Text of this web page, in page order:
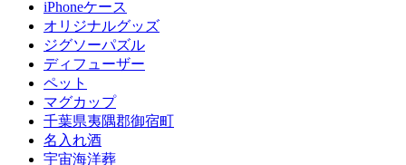
iPhoneケース
オリジナルグッズ
ジグソーパズル
ディフューザー
ペット
マグカップ
千葉県夷隅郡御宿町
名入れ酒
宇宙海洋葬